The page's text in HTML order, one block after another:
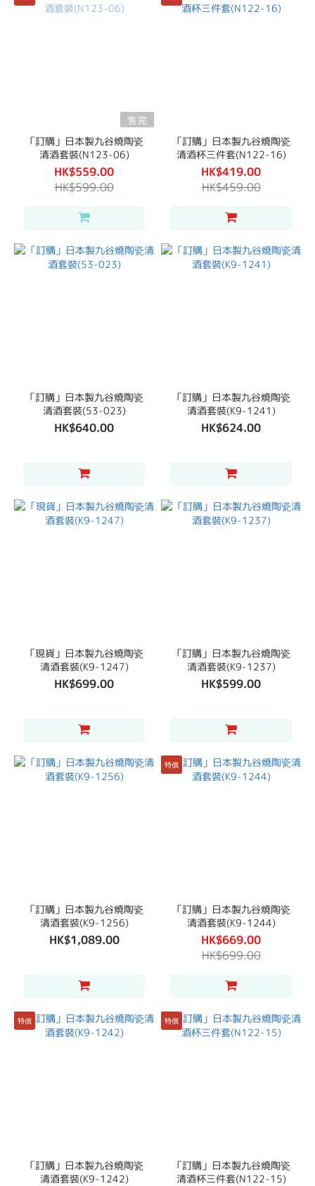
售完
「訂購」日本製九谷燒陶瓷
清酒套裝(N123-06)
HK$559.00
HK$599.00
「訂購」日本製九谷燒陶瓷
清酒杯三件套(N122-16)
HK$419.00
HK$459.00
「訂購」日本製九谷燒陶瓷
清酒套裝(53-023)
HK$640.00
「訂購」日本製九谷燒陶瓷
清酒套裝(K9-1241)
HK$624.00
「現貨」日本製九谷燒陶瓷
清酒套裝(K9-1247)
HK$699.00
「訂購」日本製九谷燒陶瓷
清酒套裝(K9-1237)
HK$599.00
「訂購」日本製九谷燒陶瓷
清酒套裝(K9-1256)
HK$1,089.00
特價
「訂購」日本製九谷燒陶瓷
清酒套裝(K9-1244)
HK$669.00
HK$699.00
特價
「訂購」日本製九谷燒陶瓷
清酒套裝(K9-1242)
特價
「訂購」日本製九谷燒陶瓷
清酒杯三件套(N122-15)